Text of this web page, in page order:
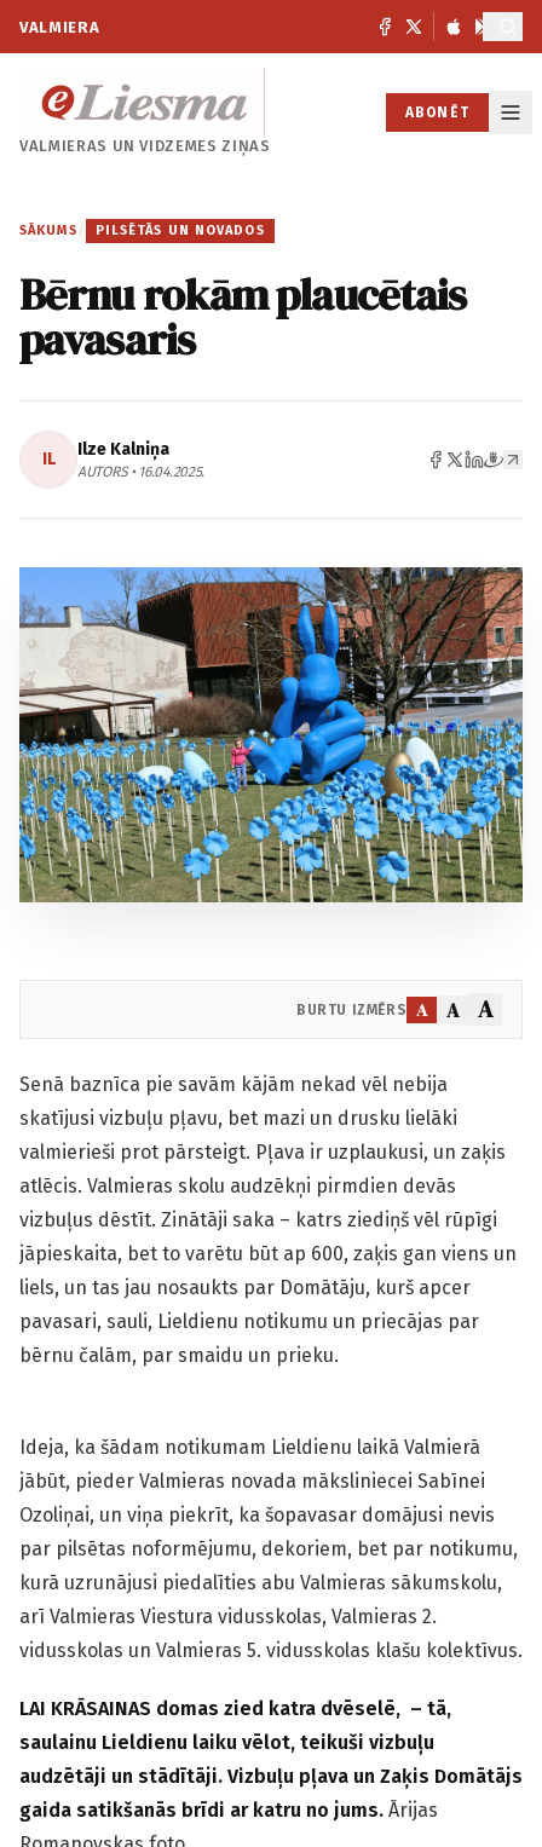
VALMIERA
VALMIERAS UNVIDZEMES ZIŅAS
ABONĒT
SĀKUMS / PILSĒTĀS UN NOVADOS
Bērnu rokām plaucētais
pavasaris
IL Ilze Kalniņa
AUTORS • 16.04.2025.
BURTU IZMĒRS A A A
Senā baznīca pie savām kājām nekad vēl nebija
skatījusi vizbuļu pļavu, bet mazi un drusku lielāki
valmierieši prot pārsteigt. Pļava ir uzplaukusi, un zaķis
atlēcis. Valmieras skolu audzēkņi pirmdien devās
vizbuļus dēstīt. Zinātāji saka – katrs ziediņš vēl rūpīgi
jāpieskaita, bet to varētu būt ap 600, zaķis gan viens un
liels, un tas jau nosaukts par Domātāju, kurš apcer
pavasari, sauli, Lieldienu notikumu un priecājas par
bērnu čalām, par smaidu un prieku.
Ideja, ka šādam notikumam Lieldienu laikā Valmierā
jābūt, pieder Valmieras novada māksliniecei Sabīnei
Ozoliņai, un viņa piekrīt, ka šopavasar domājusi nevis
par pilsētas noformējumu, dekoriem, bet par notikumu,
kurā uzrunājusi piedalīties abu Valmieras sākumskolu,
arī Valmieras Viestura vidusskolas, Valmieras 2.
vidusskolas un Valmieras 5. vidusskolas klašu kolektīvus.
LAI KRĀSAINAS domas zied katra dvēselē, – tā,
saulainu Lieldienu laiku vēlot, teikuši vizbuļu
audzētāji un stādītāji. Vizbuļu pļava un Zaķis Domātājs
gaida satikšanās brīdi ar katru no jums. Ārijas